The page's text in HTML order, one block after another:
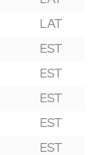
LAT
EST
EST
EST
EST
EST